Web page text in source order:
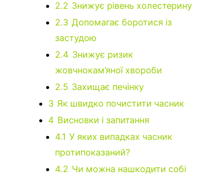
2.2 Знижує рівень холестерину
2.3 Допомагає боротися із
застудою
2.4 Знижує ризик
жовчнокам’яної хвороби
2.5 Захищає печінку
3 Як швидко почистити часник
4 Висновки і запитання
4.1 У яких випадках часник
протипоказаний?
4.2 Чи можна нашкодити собі